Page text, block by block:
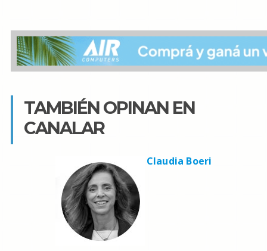
TAMBIÉN OPINAN EN
CANALAR
Claudia Boeri